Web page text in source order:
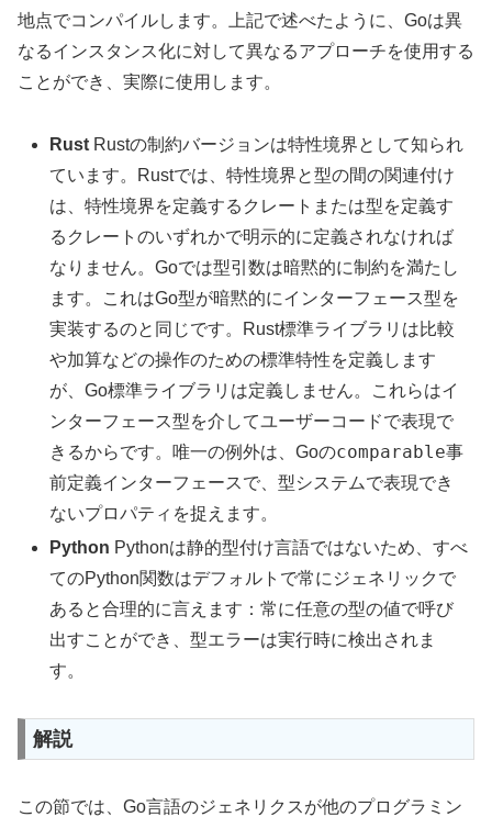
地点でコンパイルします。上記で述べたように、Goは異
なるインスタンス化に対して異なるアプローチを使用する
ことができ、実際に使用します。
Rust Rustの制約バージョンは特性境界として知られ
ています。Rustでは、特性境界と型の間の関連付け
は、特性境界を定義するクレートまたは型を定義す
るクレートのいずれかで明示的に定義されなければ
なりません。Goでは型引数は暗黙的に制約を満たし
ます。これはGo型が暗黙的にインターフェース型を
実装するのと同じです。Rust標準ライブラリは比較
や加算などの操作のための標準特性を定義します
が、Go標準ライブラリは定義しません。これらはイ
ンターフェース型を介してユーザーコードで表現で
きるからです。唯一の例外は、Goのcomparable事
前定義インターフェースで、型システムで表現でき
ないプロパティを捉えます。
Python Pythonは静的型付け言語ではないため、すべ
てのPython関数はデフォルトで常にジェネリックで
あると合理的に言えます：常に任意の型の値で呼び
出すことができ、型エラーは実行時に検出されま
す。
解説
この節では、Go言語のジェネリクスが他のプログラミン